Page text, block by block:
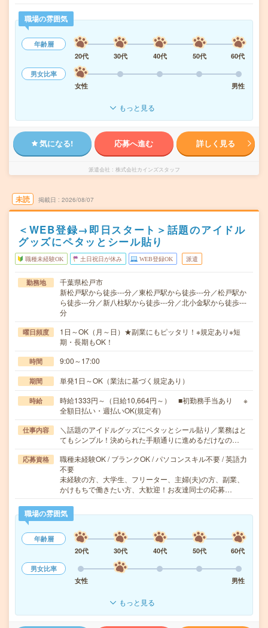
職場の雰囲気
年齢層
20代
30代 40代 50代
60代
男女比率
女性
男性
もっと見る
気になる! 応募へ進む 詳しく見る
派遣会社 株式会社カインズスタッフ
未読 掲載日 2026/08/07
＜WEB登録→即日スタート＞話題のアイドル
グッズにペタッとシール貼り
職種未経験OK 土日祝日が休み WEB登録OK 派遣
勤務地
千葉県松戸市
新松戸駅から徒歩---分／東松戸駅から徒歩---分／松戸駅か
ら徒歩---分／新八柱駅から徒歩---分／北小金駅から徒歩---
分
曜日頻度
1日～OK（月～日）★副業にもピッタリ！※規定あり※短
期・長期もOK！
時間 9:00～17:00
期間 単発1日～OK（業法に基づく規定あり）
時給
時給1333円～（日給10,664円～） ■初勤務手当あり ※
全額日払い・週払いOK(規定有)
仕事内容
＼話題のアイドルグッズにペタッとシール貼り／業務はと
てもシンプル！決められた手順通りに進めるだけなの…
応募資格
職種未経験OK / ブランクOK / パソコンスキル不要 / 英語力
不要
未経験の方、大学生、フリーター、主婦(夫)の方、副業、
かけもちで働きたい方、大歓迎！お友達同士の応募…
職場の雰囲気
年齢層
20代
30代 40代 50代
60代
男女比率
女性
男性
もっと見る